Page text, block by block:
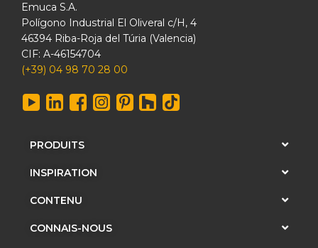
Emuca S.A.
Polígono Industrial El Oliveral c/H, 4
46394 Riba-Roja del Túria (Valencia)
CIF: A-46154704
(+39) 04 98 70 28 00
PRODUITS
INSPIRATION
CONTENU
CONNAIS-NOUS